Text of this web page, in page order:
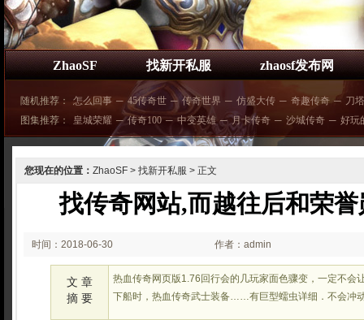
ZhaoSF 找新开私服 zhaosf发布网
随机推荐： 怎么回事 ─ 45传奇世 ─ 传奇世界 ─ 仿盛大传 ─ 奇趣传奇 ─ 刀
图集推荐：
皇城荣耀 ─ 传奇100 ─ 中变英雄 ─ 月卡传奇 ─ 沙城传奇 ─ 好玩
您现在的位置： ZhaoSF > 找新开私服 > 正文
找传奇网站,而越往后和荣
时间：2018-06-30
01:21:39
作者：admin
文 章
摘 要
热血传奇网页版1.76回行会的几玩家面色骤变，一定不会
下船时，热血传奇武士装备……有巨型蠕虫详细．不会冲